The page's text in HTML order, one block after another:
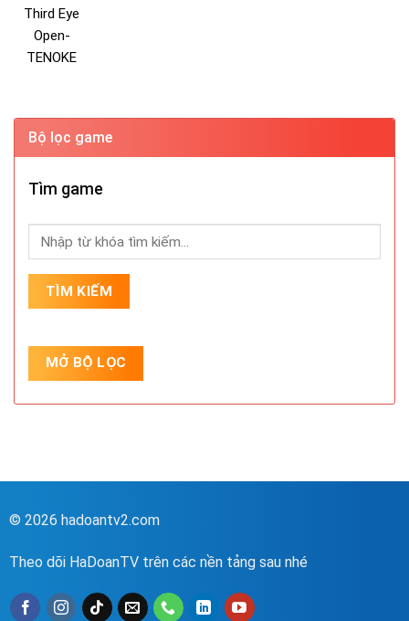
Third Eye
Open-
TENOKE
Bộ lọc game
Tìm game
© 2026 hadoantv2.com
Theo dõi HaDoanTV trên các nền tảng sau nhé